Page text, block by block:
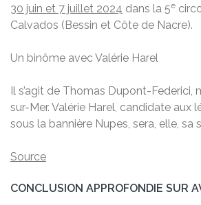
30 juin et 7 juillet 2024 dans la 5e
Calvados (Bessin et Côte de Nacre).
Un binôme avec Valérie Harel
Il s’agit de Thomas Dupont-Federici,
sur-Mer. Valérie Harel, candidate aux
sous la bannière Nupes, sera, elle, sa
Source
CONCLUSION APPROFONDIE SUR